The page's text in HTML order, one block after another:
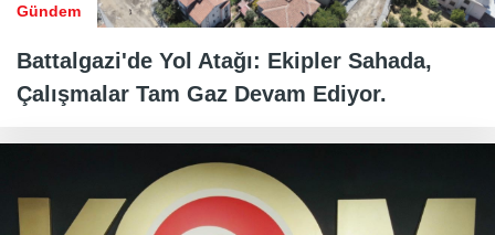
Gündem
Battalgazi'de Yol Atağı: Ekipler Sahada,
Çalışmalar Tam Gaz Devam Ediyor.